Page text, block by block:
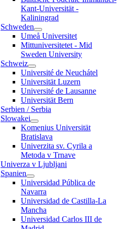
Kant-Universität -
Kaliningrad
Schweden
Umeå Universitet
Mittuniversitetet - Mid
Sweden University
Schweiz
Université de Neuchátel
Universität Luzern
Université de Lausanne
Universität Bern
Serbien / Serbia
Slowakei
Komenius Universität
Bratislava
Univerzita sv. Cyrila a
Metoda v Trnave
Univerza v Ljubljani
Spanien
Universidad Pública de
Navarra
Universidad de Castilla-La
Mancha
Universidad Carlos III de